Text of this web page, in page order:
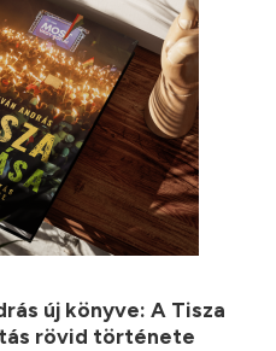
új könyve: A Tisza
rövid története